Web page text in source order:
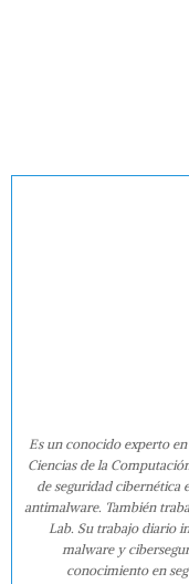
Es un conocido experto
Ciencias de la
de seguridad cibernética
antimalware. También
Lab. Su trabajo diario
malware y
conocimiento en